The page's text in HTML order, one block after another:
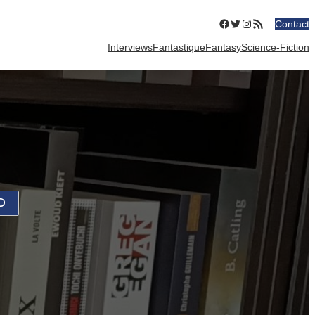
Facebook
Twitter
Instagram
Flux RSSContact
InterviewsFantastiqueFantasyScience-Fiction